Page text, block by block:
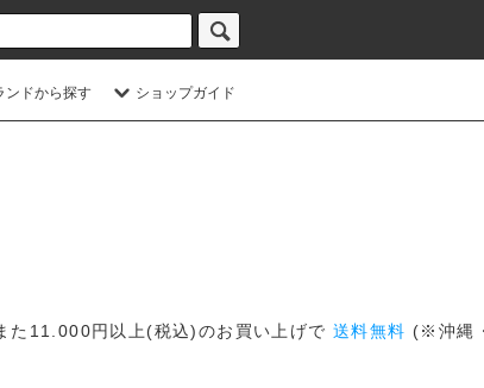
ンドから探す ショップガイド
た11.000円以上(税込)のお買い上げで 送料無料 (※沖縄